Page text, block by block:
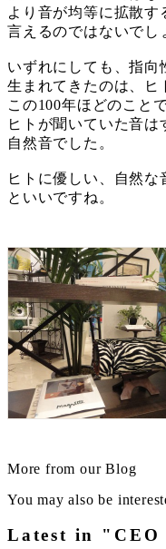
より音が均等に拡散す
言えるのではないでし
いずれにしても、指向
生まれてきたのは、ヒ
この100年ほどのこと
ヒトが聞いていた音は
自然音でした。
ヒトに優しい、自然な
といいですね。
More from our Blog
You may also be
Latest in "CEO